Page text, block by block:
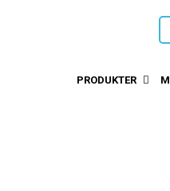
PRODUKTER